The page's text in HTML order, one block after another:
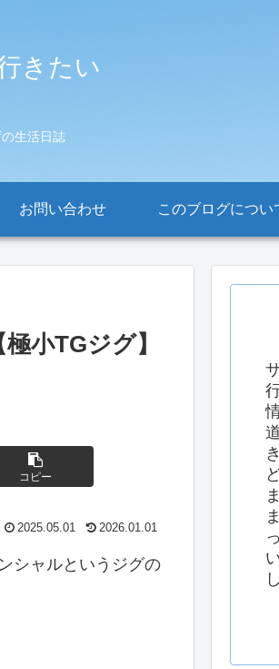
きたい
生活日誌
お問い合わせ このブログについ
小TGジグ】
コピー
2025.05.01 2026.01.01
シャルというジグの